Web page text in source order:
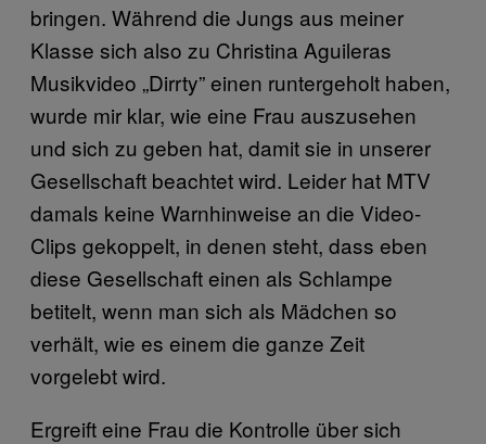
bringen. Während die Jungs aus meiner
Klasse sich also zu Christina Aguileras
Musikvideo „Dirrty” einen runtergeholt haben,
wurde mir klar, wie eine Frau auszusehen
und sich zu geben hat, damit sie in unserer
Gesellschaft beachtet wird. Leider hat MTV
damals keine Warnhinweise an die Video-
Clips gekoppelt, in denen steht, dass eben
diese Gesellschaft einen als Schlampe
betitelt, wenn man sich als Mädchen so
verhält, wie es einem die ganze Zeit
vorgelebt wird.
Ergreift eine Frau die Kontrolle über sich